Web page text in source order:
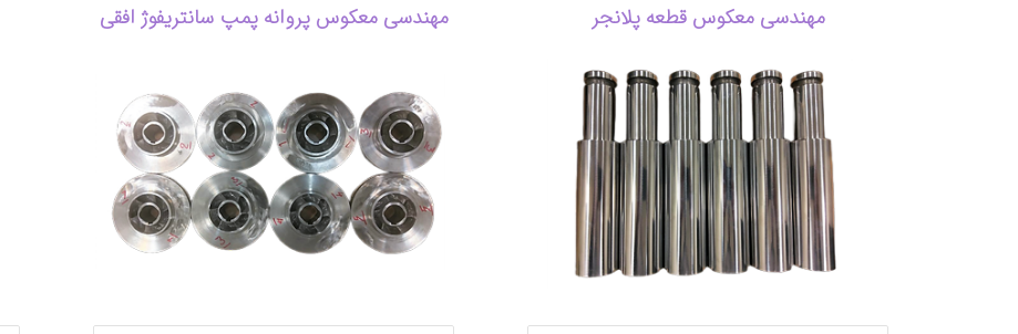
مهندسی معکوس قطعه پلانجر مهندسی معکوس پروانه پمپ سانتریفوژ افقی